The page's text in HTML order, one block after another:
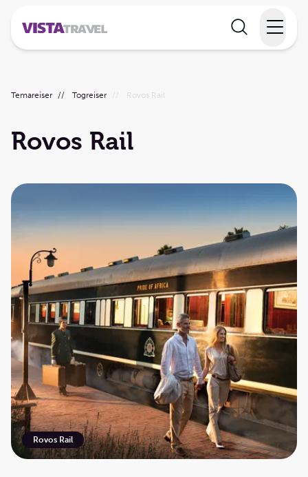
Temareiser
Reisekalender
Informasjon
Min reise
Temareiser // Togreiser // Rovos Rail
Rovos Rail
Rovos Rail